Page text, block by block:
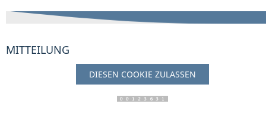
MITTEILUNG
DIESEN COOKIE ZULASSEN